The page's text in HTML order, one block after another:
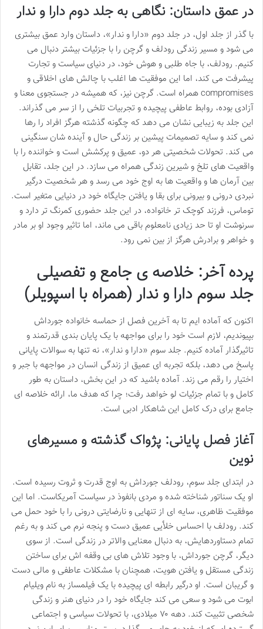
در عمق داستان: نگاهی به جلد دوم دارا و ندار
با گذر از جلد اول، در جلد دوم «دارا و ندار»، داستان وارد عمق بیشتری
می شود و مسیر زندگی رودلف و گرچن را با جزئیات بیشتر دنبال می
کنیم. رودلف، با جاه طلبی و هوش خود، در دنیای سیاست و تجارت
پیشرفت می کند، اما این موفقیت ها اغلب با چالش های اخلاقی و
compromises همراه است. گرچن نیز، که همیشه در جستجوی معنا و
آزادی بوده، روابط عاطفی پیچیده و تجربیات تلخی را از سر می گذراند.
این جلد به زیبایی نشان می دهد که چگونه گذشته هرگز افراد را رها
نمی کند و سایه تصمیمات پیشین بر زندگی حال و آینده شان سنگینی
می کند. تحولات شخصیتی هر دو، عمیق و پرکشش است و خواننده را با
واقعیت های تلخ و شیرین زندگی همراه می سازد. در این جلد، تقابل
بین آرمان ها و واقعیت ها به اوج خود می رسد و هر شخصیت درگیر
نبردی درونی و بیرونی برای بقا و یافتن جایگاه خود در دنیایی متغیر است.
توماس، فرزند کوچک تر خانواده، در این جلد حضوری کمرنگ تر دارد و
سرنوشت او تا حد زیادی نامعلوم باقی می ماند، اما تاثیر وجود او بر مادر
و خواهر و برادرش هرگز از بین نمی رود.
پرده آخر: خلاصه ی جامع و تفصیلی
جلد سوم دارا و ندار (همراه با اسپویلر)
اکنون که آماده ایم تا به آخرین فصل از حماسه خانواده جورداش
بپیوندیم، لازم است خود را برای مواجهه با یک پایان بندی قدرتمند و
تاثیرگذار آماده کنیم. جلد سوم «دارا و ندار»، نه تنها به سوالات پایانی
پاسخ می دهد، بلکه تجربه ای عمیق از زندگی انسان در مواجهه با جبر و
اختیار را رقم می زند. آماده باشید که در این بخش، داستان به طور
کامل و با تمام جزئیات لو خواهد رفت؛ چرا که هدف ما، ارائه خلاصه ای
جامع برای درک کامل این شاهکار ادبی است.
آغاز فصل پایانی: پژواک گذشته و مسیرهای
نوین
در ابتدای جلد سوم، رودلف جورداش به اوج قدرت و ثروت رسیده است.
او یک سناتور شناخته شده و مردی بانفوذ در سیاست آمریکاست. اما این
موفقیت ظاهری، سایه ای از تنهایی و نارضایتی درونی را با خود حمل می
کند. رودلف با احساس خلأیی عمیق دست و پنجه نرم می کند و به رغم
تمام دستاوردهایش، به دنبال معنایی والاتر در زندگی است. از سوی
دیگر، گرچن جورداش، با وجود تلاش های بی وقفه اش برای ساختن
زندگی مستقل و یافتن هویت، همچنان با مشکلات عاطفی و مالی دست
و گریبان است. او درگیر رابطه ای پیچیده با یک فیلمساز به نام ویلیام
ابوت می شود و سعی می کند جایگاه خود را در دنیای هنر و زندگی
شخصی تثبیت کند. دهه ۷۰ میلادی، با تحولات سیاسی و اجتماعی